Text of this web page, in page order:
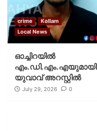
crime
Kollam
Local News
ഓച്ചിറയിൽ
എം.ഡി.എം.എയുമായി
യുവാവ് അറസ്റ്റിൽ
July 29, 2026 0